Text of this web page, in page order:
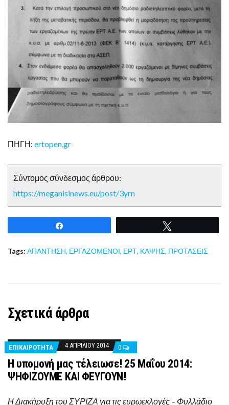
ΠΗΓΗ: ertopen.gr
Σύντομος σύνδεσμος άρθρου:
https://meganisinews.eu/post/3yrn
Tags: ΑΠΑΝΤΗΣΗ, ΕΡΓΑΖΟΜΕΝΟΙ, ΕΡΤ, ΚΑΨΗΣ, ΠΡΟΤΑΣΕΙΣ
Σχετικά άρθρα
ΕΠΙΚΑΙΡΟΤΗΤΑ 4 ΑΠΡΙΛΊΟΥ 2014 0
Η υπομονή μας τέλειωσε! 25 Μαΐου 2014:
ΨΗΦΙΖΟΥΜΕ ΚΑΙ ΦΕΥΓΟΥΝ!
Η Διακήρυξη του ΣΥΡΙΖΑ για τις ευρωεκλογές – Φυλλάδιο